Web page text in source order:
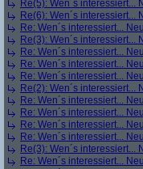
Re(5): Wen´s interessiert...
Re(6): Wen´s interessiert...
Re: Wen´s interessiert...
Re(3): Wen´s interessiert...
Re: Wen´s interessiert...
Re: Wen´s interessiert...
Re: Wen´s interessiert...
Re(2): Wen´s interessiert...
Re: Wen´s interessiert...
Re: Wen´s interessiert...
Re: Wen´s interessiert...
Re: Wen´s interessiert...
Re(3): Wen´s interessiert...
Re: Wen´s interessiert...